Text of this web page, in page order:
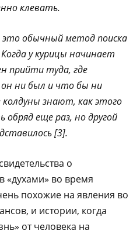
клевать.
обычный метод поиска
у курицы начинает
прийти туда, где
он ни был и что бы ни
знают, как этого
обряд еще раз, но другой
[3].
о
«духами» во время
похожие на явления во
и истории, когда
от человека на